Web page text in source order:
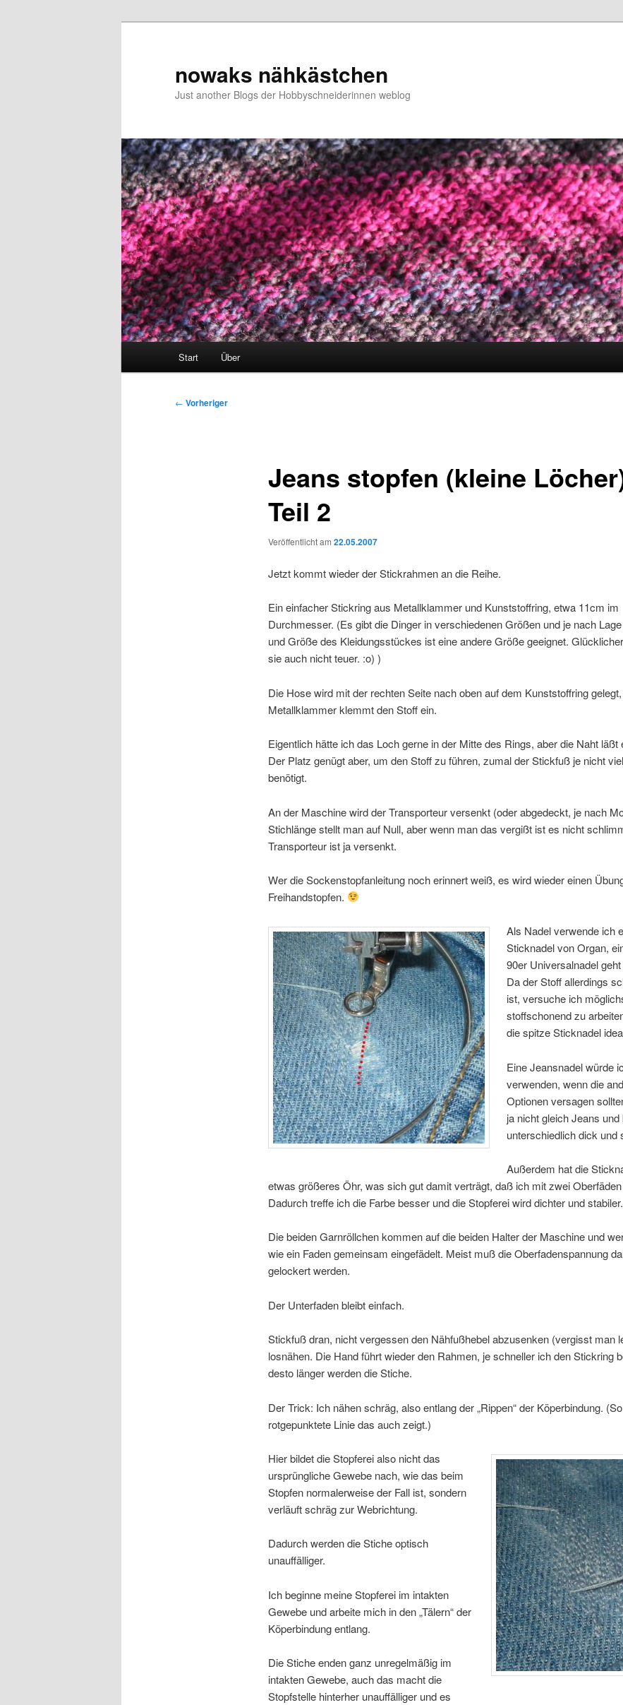
nowaks nähkästchen
Just another Blogs der Hobbyschneiderinnen weblog
Start Über
Beitragsnavigation
← Vorheriger
Jeans stopfen (kleine
Teil 2
Veröffentlicht am 22.05.2007
Jetzt kommt wieder der Stickrahmen an die Reihe.
Ein einfacher Stickring aus Metallklammer und Kunststoffring, etwa 11cm im
Durchmesser. (Es gibt die Dinger in verschiedenen Größen und je nach
und Größe des Kleidungsstückes ist eine andere Größe geeignet.
sie auch nicht teuer. :o) )
Die Hose wird mit der rechten Seite nach oben auf dem Kunststoffring
Metallklammer klemmt den Stoff ein.
Eigentlich hätte ich das Loch gerne in der Mitte des Rings, aber die Naht läßt
Der Platz genügt aber, um den Stoff zu führen, zumal der Stickfuß je nicht
benötigt.
An der Maschine wird der Transporteur versenkt (oder abgedeckt, je nach
Stichlänge stellt man auf Null, aber wenn man das vergißt ist es nicht
Transporteur ist ja versenkt.
Wer die Sockenstopfanleitung noch erinnert weiß, es wird wieder einen
Freihandstopfen.
Als Nadel verwende ich
Sticknadel von Organ,
90er Universalnadel
Da der Stoff allerdings
ist, versuche ich
stoffschonend zu
die spitze Sticknadel
Eine Jeansnadel würde
verwenden, wenn die
Optionen versagen
ja nicht gleich Jeans
unterschiedlich dick und
Außerdem hat die
etwas größeres Öhr, was sich gut damit verträgt, daß ich mit zwei
Dadurch treffe ich die Farbe besser und die Stopferei wird dichter und stabiler.
Die beiden Garnröllchen kommen auf die beiden Halter der Maschine und
wie ein Faden gemeinsam eingefädelt. Meist muß die Oberfadenspannung
gelockert werden.
Der Unterfaden bleibt einfach.
Stickfuß dran, nicht vergessen den Nähfußhebel abzusenken (vergisst man
losnähen. Die Hand führt wieder den Rahmen, je schneller ich den Stickring
desto länger werden die Stiche.
Der Trick: Ich nähen schräg, also entlang der „Rippen“ der Köperbindung.
rotgepunktete Linie das auch zeigt.)
Hier bildet die Stopferei also nicht das
ursprüngliche Gewebe nach, wie das beim
Stopfen normalerweise der Fall ist, sondern
verläuft schräg zur Webrichtung.
Dadurch werden die Stiche optisch
unauffälliger.
Ich beginne meine Stopferei im intakten
Gewebe und arbeite mich in den „Tälern“ der
Köperbindung entlang.
Die Stiche enden ganz unregelmäßig im
intakten Gewebe, auch das macht die
Stopfstelle hinterher unauffälliger und es